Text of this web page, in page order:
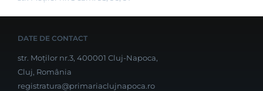
DATE DE CONTACT
str. Moților nr.3, 400001 Cluj-Napoca,
Cluj, România
registratura@primariaclujnapoca.ro